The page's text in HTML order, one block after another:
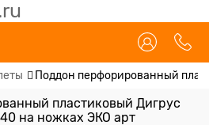
Поддон перфорированный
пластиковый Дигрус
на ножках ЭКО арт